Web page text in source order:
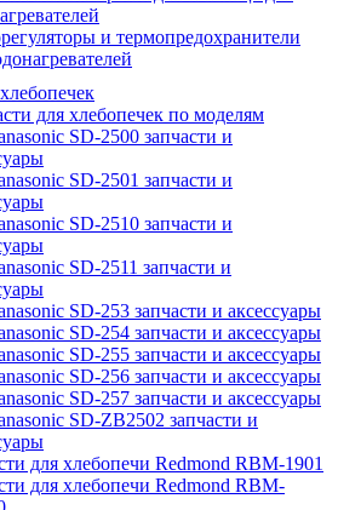
и термопредохранители
для хлебопечек по моделям
SD-2500 запчасти и
SD-2501 запчасти и
SD-2510 запчасти и
SD-2511 запчасти и
SD-253 запчасти и аксессуары
SD-254 запчасти и аксессуары
SD-255 запчасти и аксессуары
SD-256 запчасти и аксессуары
SD-257 запчасти и аксессуары
SD-ZB2502 запчасти и
для хлебопечи Redmond RBM-1901
для хлебопечи Redmond RBM-